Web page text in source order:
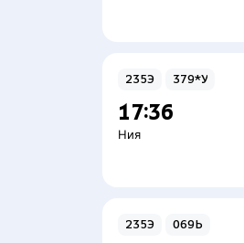
235Э 379*У
17:36
Ния
235Э 069Ь